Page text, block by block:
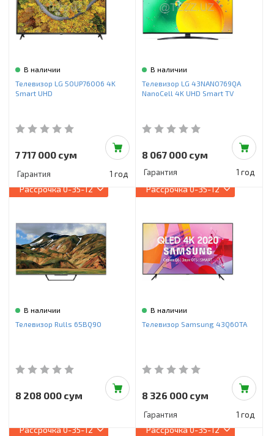
В наличии
Телевизор LG 50UP76006 4K
Smart UHD
7 717 000 сум
Гарантия 1 год
В наличии
Телевизор LG 43NANO769QA
NanoCell 4K UHD Smart TV
8 067 000 сум
Гарантия 1 год
Рассрочка0-35-12
В наличии
Телевизор Rulls 65BQ90
8 208 000 сум
Рассрочка0-35-12
В наличии
Телевизор Samsung 43Q60TA
8 326 000 сум
Гарантия 1 год
Рассрочка0-35-12 Рассрочка0-35-12